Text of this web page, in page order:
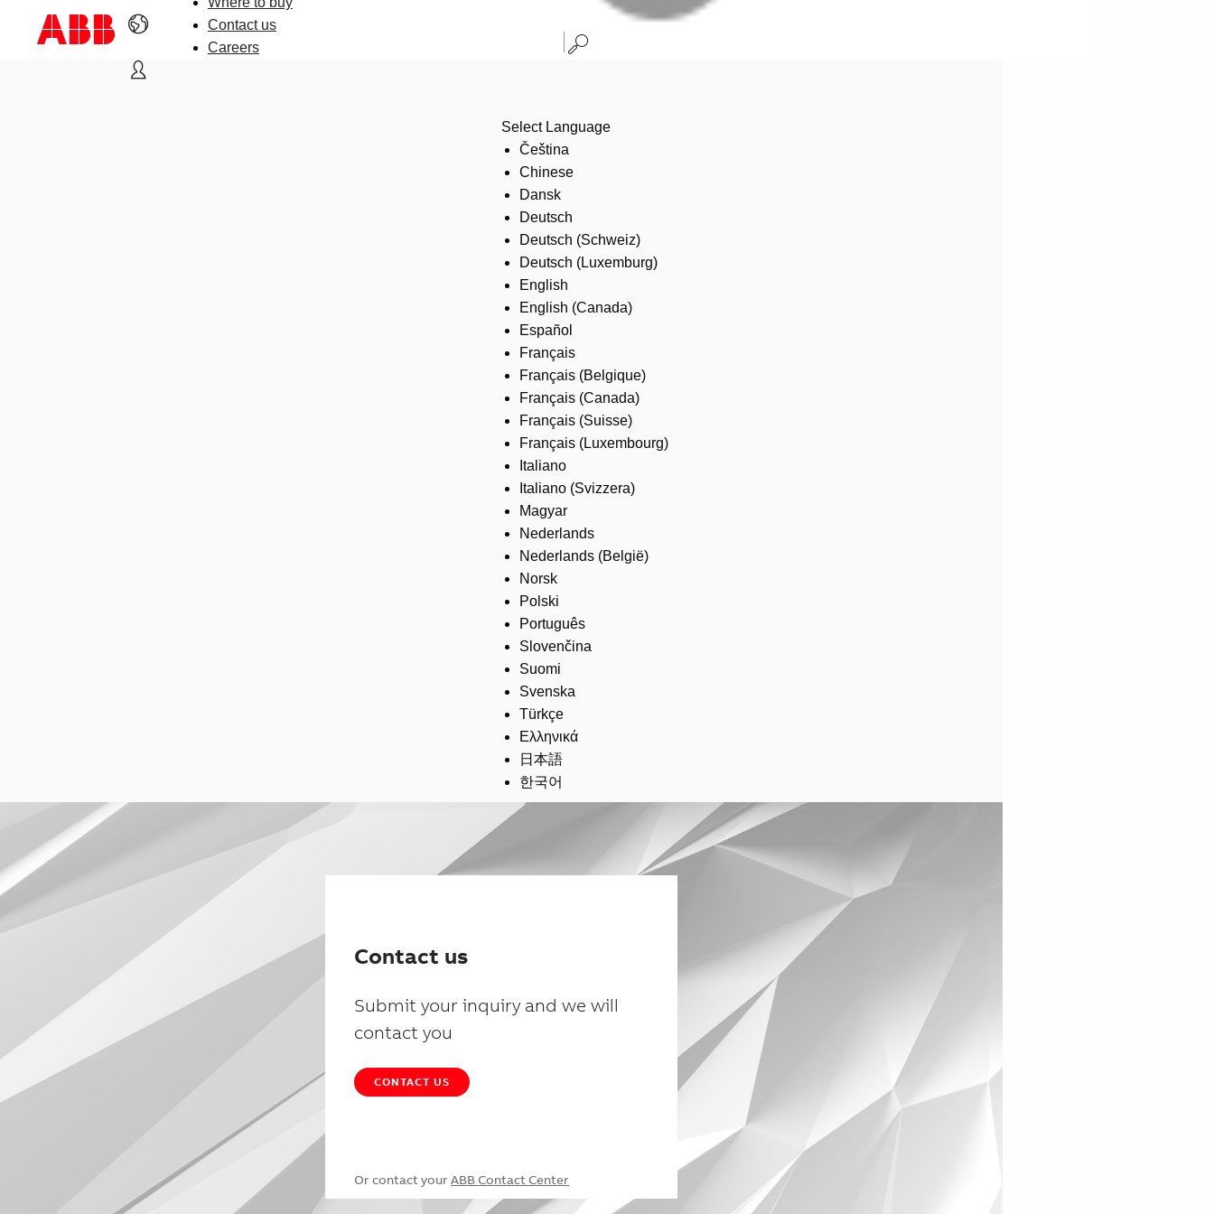
Contact us
Careers
Select Language
Čeština
Chinese
Dansk
Deutsch
Deutsch (Schweiz)
Deutsch (Luxemburg)
English
English (Canada)
Español
Français
Français (Belgique)
Français (Canada)
Français (Suisse)
Français (Luxembourg)
Italiano
Italiano (Svizzera)
Magyar
Nederlands
Nederlands (België)
Norsk
Polski
Português
Slovenčina
Suomi
Svenska
Türkçe
Ελληνικά
日本語
한국어
Contact us
Submit your inquiry and we will
contact you
CONTACT US
Or contact your ABB Contact Center